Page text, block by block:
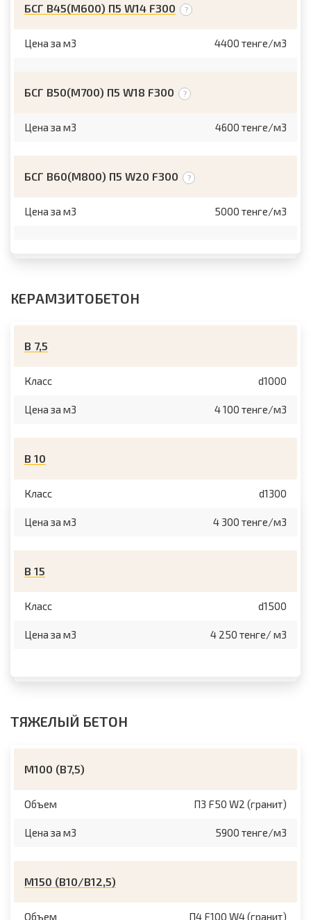
БСГ В45(М600) П5 W14 F300
Цена за м3 4400 тенге/м3
БСГ В50(М700) П5 W18 F300
Цена за м3 4600 тенге/м3
БСГ В60(М800) П5 W20 F300
Цена за м3 5000 тенге/м3
КЕРАМЗИТОБЕТОН
В 7,5
Класс d1000
Цена за м3 4 100 тенге/м3
В 10
Класс d1300
Цена за м3 4 300 тенге/м3
В 15
Класс d1500
Цена за м3 4 250 тенге/ м3
ТЯЖЕЛЫЙ БЕТОН
М100 (B7,5)
Объем П3 F50 W2 (гранит)
Цена за м3 5900 тенге/м3
М150 (B10/B12,5)
Объем П4 F100 W4 (гранит)